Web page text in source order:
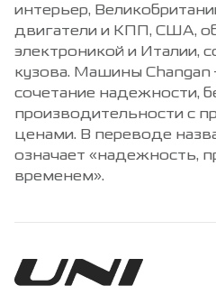
интерьер,
двигатели и КПП, США,
электроникой и Италии,
кузова. Машины Changan
сочетание надежности,
производительности с
ценами. В переводе
означает «надежность,
временем».